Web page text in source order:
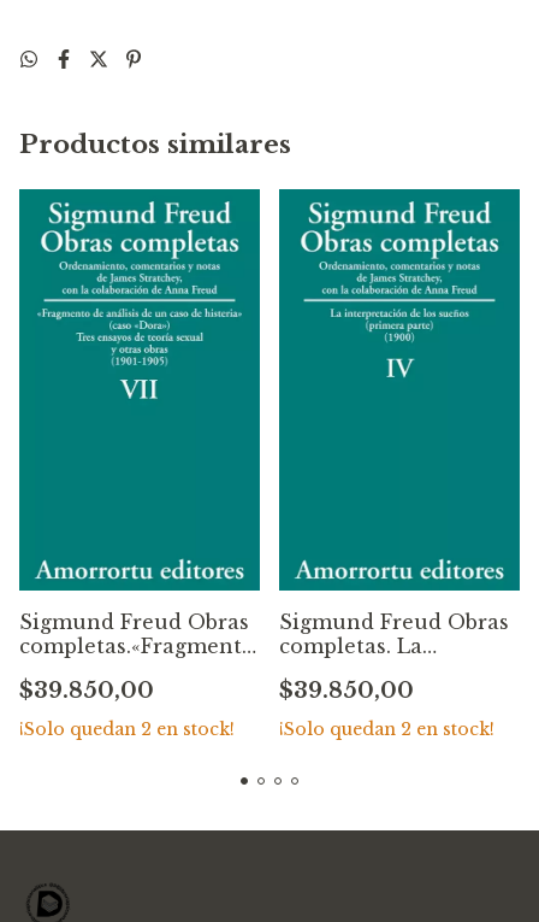
Productos similares
Sigmund Freud Obras
completas.«Fragmento
de histeria» (caso
«Dora»), Tres ensayos
de teoría sexual... (1901
$39.850,00
¡Solo quedan 2 en stock!
Sigmund Freud Obras
completas. La
sueños (parte I) (1900)
– Tomo 4
$39.850,00
¡Solo quedan 2 en stock!